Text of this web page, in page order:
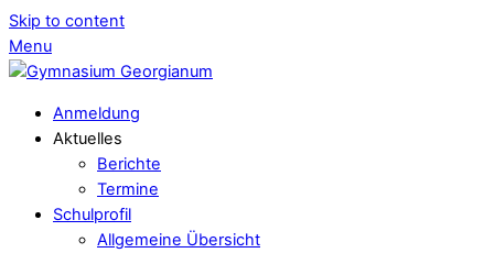
Skip to content
Menu
Anmeldung
Aktuelles
Berichte
Termine
Schulprofil
Allgemeine Übersicht